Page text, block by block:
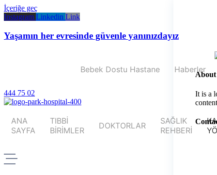
About
It is a
İçeriğe geç
Instagram Linkedin Link
Yaşamın her evresinde güvenle yanınızdayız
Bebek Dostu Hastane Haberler
444 75 02
ANA
SAYFA
TIBBİ
BİRİMLER
DOKTORLAR
SAĞLIK
REHBERİ